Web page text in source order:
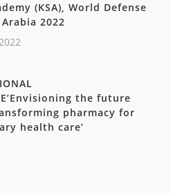
(KSA), World Defense
2022
the future
pharmacy for
health care’